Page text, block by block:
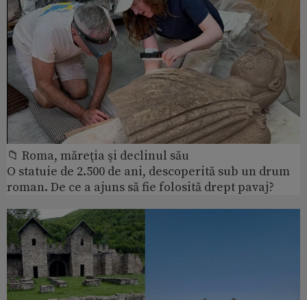
📁 Roma, măreţia şi declinul său
O statuie de 2.500 de ani, descoperită sub un drum
roman. De ce a ajuns să fie folosită drept pavaj?